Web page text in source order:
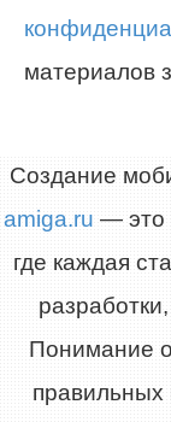
материалов
Создание
amiga.ru — это
где каждая
Понимание
правильных